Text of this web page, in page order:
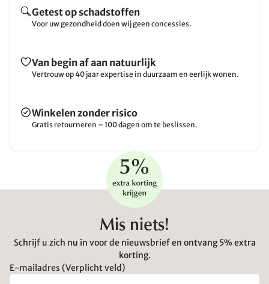
Getest op schadstoffen
Voor uw gezondheid doen wij geen concessies.
Van begin af aan natuurlijk
Vertrouw op 40 jaar expertise in duurzaam en eerlijk wonen.
Winkelen zonder risico
Gratis retourneren – 100 dagen om te beslissen.
Mis niets!
Schrijf u zich nu in voor de nieuwsbrief en ontvang 5% extra
korting.
E-mailadres (Verplicht veld)